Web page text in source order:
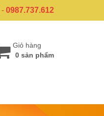
- 0987.737.612
Giỏ hàng
0 sản phẩm